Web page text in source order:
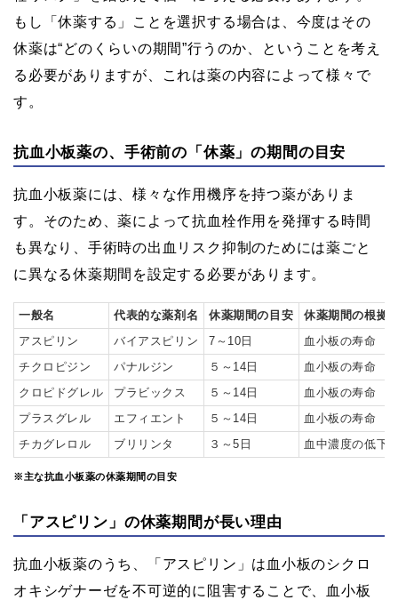
もし「休薬する」ことを選択する場合は、今度はその
休薬は“どのくらいの期間”行うのか、ということを考え
る必要がありますが、これは薬の内容によって様々で
す。
抗血小板薬の、手術前の「休薬」の期間の目安
抗血小板薬には、様々な作用機序を持つ薬がありま
す。そのため、薬によって抗血栓作用を発揮する時間
も異なり、手術時の出血リスク抑制のためには薬ごと
に異なる休薬期間を設定する必要があります。
一般名 代表的な薬剤名 休薬期間の目安
休薬期間の根拠
アスピリン
バイアスピリン 7～10日
血小板の寿命
チクロピジン
パナルジン ５～14日
血小板の寿命
クロピドグレル
プラビックス ５～14日
血小板の寿命
プラスグレル
エフィエント ５～14日
血小板の寿命
チカグレロル
ブリリンタ ３～5日 血中濃度の低下
※主な抗血小板薬の休薬期間の目安
「アスピリン」の休薬期間が長い理由
抗血小板薬のうち、「アスピリン」は血小板のシクロ
オキシゲナーゼを不可逆的に阻害することで、血小板